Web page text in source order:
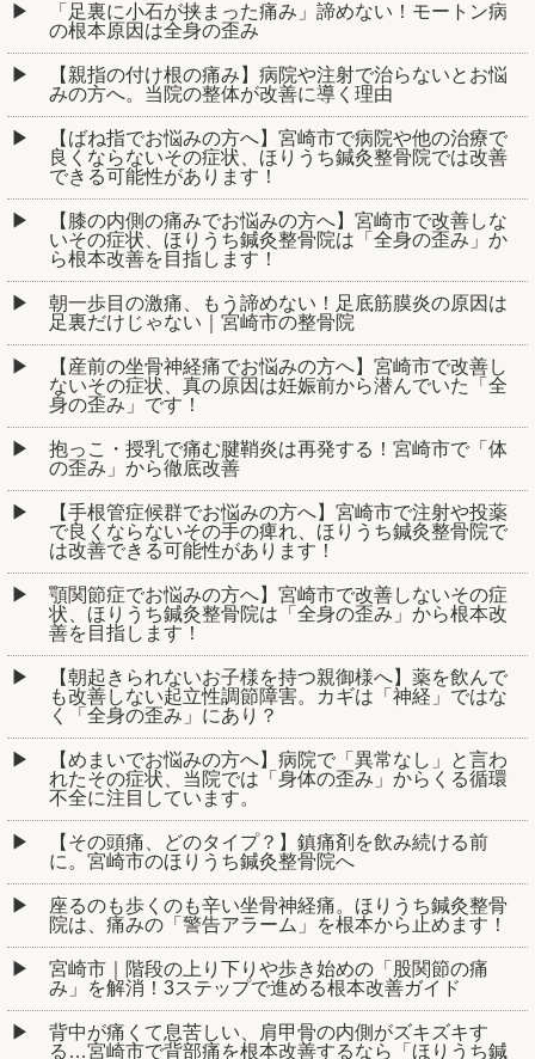
「足裏に小石が挟まった痛み」諦めない！モートン病
の根本原因は全身の歪み
【親指の付け根の痛み】病院や注射で治らないとお悩
みの方へ。当院の整体が改善に導く理由
【ばね指でお悩みの方へ】宮崎市で病院や他の治療で
良くならないその症状、ほりうち鍼灸整骨院では改善
できる可能性があります！
【膝の内側の痛みでお悩みの方へ】宮崎市で改善しな
いその症状、ほりうち鍼灸整骨院は「全身の歪み」か
ら根本改善を目指します！
朝一歩目の激痛、もう諦めない！足底筋膜炎の原因は
足裏だけじゃない｜宮崎市の整骨院
【産前の坐骨神経痛でお悩みの方へ】宮崎市で改善し
ないその症状、真の原因は妊娠前から潜んでいた「全
身の歪み」です！
抱っこ・授乳で痛む腱鞘炎は再発する！宮崎市で「体
の歪み」から徹底改善
【手根管症候群でお悩みの方へ】宮崎市で注射や投薬
で良くならないその手の痺れ、ほりうち鍼灸整骨院で
は改善できる可能性があります！
顎関節症でお悩みの方へ】宮崎市で改善しないその症
状、ほりうち鍼灸整骨院は「全身の歪み」から根本改
善を目指します！
【朝起きられないお子様を持つ親御様へ】薬を飲んで
も改善しない起立性調節障害。カギは「神経」ではな
く「全身の歪み」にあり？
【めまいでお悩みの方へ】病院で「異常なし」と言わ
れたその症状、当院では「身体の歪み」からくる循環
不全に注目しています。
【その頭痛、どのタイプ？】鎮痛剤を飲み続ける前
に。宮崎市のほりうち鍼灸整骨院へ
座るのも歩くのも辛い坐骨神経痛。ほりうち鍼灸整骨
院は、痛みの「警告アラーム」を根本から止めます！
宮崎市｜階段の上り下りや歩き始めの「股関節の痛
み」を解消！3ステップで進める根本改善ガイド
背中が痛くて息苦しい、肩甲骨の内側がズキズキす
る…宮崎市で背部痛を根本改善するなら「ほりうち鍼